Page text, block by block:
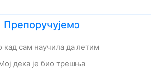
Препоручујемо
кад сам научила да летим
дека је био трешња